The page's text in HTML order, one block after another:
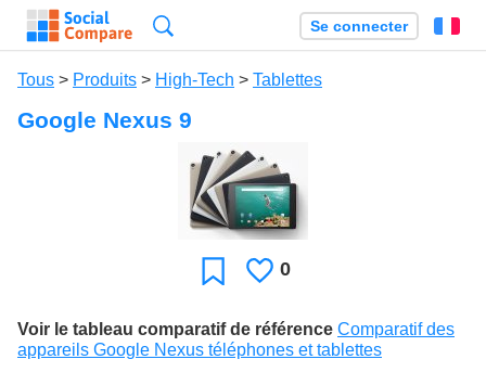
Se connecter
Tous > Produits > High-Tech > Tablettes
Google Nexus 9
Favori J'aime
0
Voir le tableau comparatif de référence Comparatif des
appareils Google Nexus téléphones et tablettes